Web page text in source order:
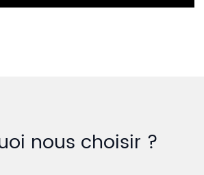
nous choisir ?